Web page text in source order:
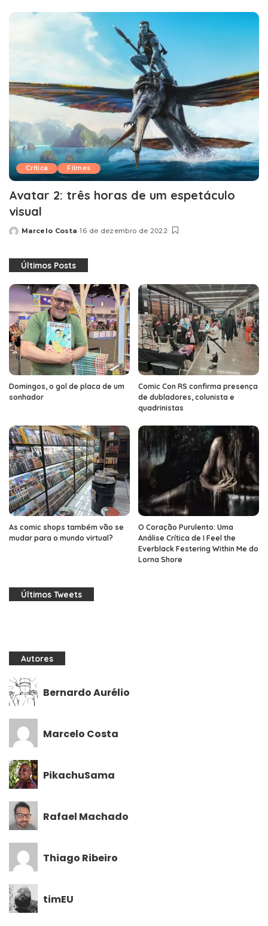
Crítica Filmes
Avatar 2: três horas de um espetáculo
visual
Posted
Marcelo Costa 16 de dezembro de 2022
Últimos Posts
Domingos, o gol de placa de um
sonhador
Comic Con RS confirma presença
de dubladores, colunista e
quadrinistas
As comic shops também vão se
mudar para o mundo virtual?
O Coração Purulento: Uma
Análise Crítica de I Feel the
Everblack Festering Within Me do
Lorna Shore
Últimos Tweets
Autores
Bernardo Aurélio
Marcelo Costa
PikachuSama
Rafael Machado
Thiago Ribeiro
timEU